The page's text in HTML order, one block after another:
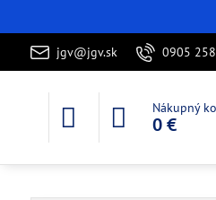
jgv@jgv.sk 0905
Nákupný
0 €